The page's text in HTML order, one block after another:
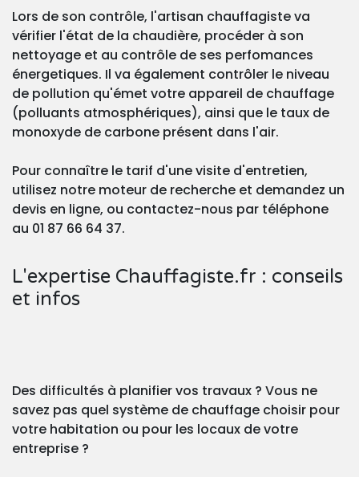
Lors de son contrôle, l'artisan chauffagiste va
vérifier l'état de la chaudière, procéder à son
nettoyage et au contrôle de ses perfomances
énergetiques. Il va également contrôler le niveau
de pollution qu'émet votre appareil de chauffage
(polluants atmosphériques), ainsi que le taux de
monoxyde de carbone présent dans l'air.
Pour connaître le tarif d'une visite d'entretien,
utilisez notre moteur de recherche et demandez un
devis en ligne, ou contactez-nous par téléphone
au 01 87 66 64 37.
L'expertise Chauffagiste.fr : conseils
et infos
Des difficultés à planifier vos travaux ? Vous ne
savez pas quel système de chauffage choisir pour
votre habitation ou pour les locaux de votre
entreprise ?